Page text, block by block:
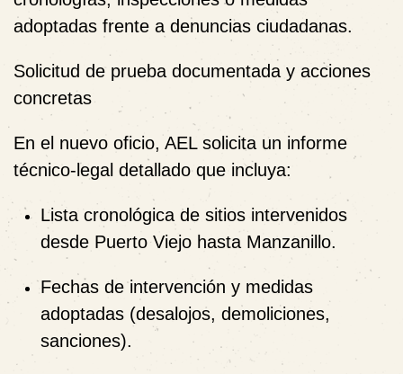
adoptadas frente a denuncias ciudadanas.
Solicitud de prueba documentada y acciones
concretas
En el nuevo oficio, AEL solicita un informe
técnico-legal detallado que incluya:
Lista cronológica de sitios intervenidos
desde Puerto Viejo hasta Manzanillo.
Fechas de intervención y medidas
adoptadas (desalojos, demoliciones,
sanciones).